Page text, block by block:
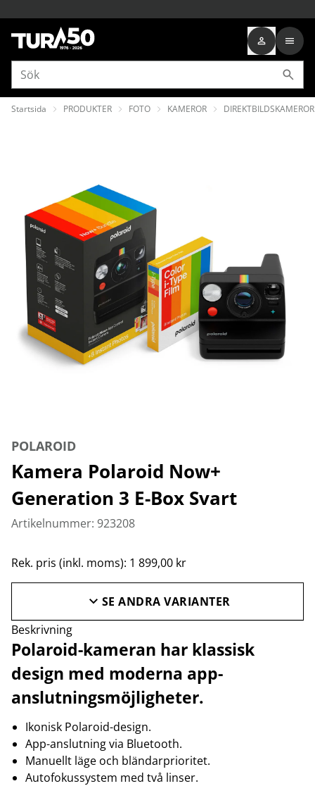
Startsida PRODUKTER FOTO KAMEROR DIREKTBILDSKAMEROR
POLAROID
Kamera Polaroid Now+
Generation 3 E-Box Svart
Artikelnummer: 923208
Rek. pris (inkl. moms): 1 899,00 kr
SE ANDRA VARIANTER
Beskrivning
Polaroid-kameran har klassisk
design med moderna app-
anslutningsmöjligheter.
Ikonisk Polaroid-design.
App-anslutning via Bluetooth.
Manuellt läge och bländarprioritet.
Autofokussystem med två linser.